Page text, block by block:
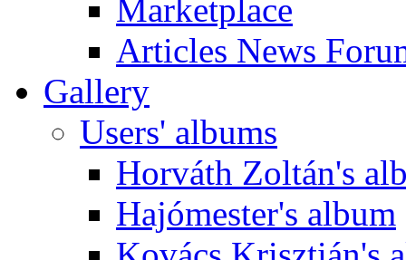
Marketplace
Articles News
Gallery
Users' albums
Horváth Zoltán's
Hajómester's album